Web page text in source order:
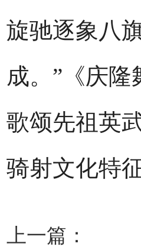
旋驰逐象八
成。”《庆
歌颂先祖英
骑射文化特
上一篇：